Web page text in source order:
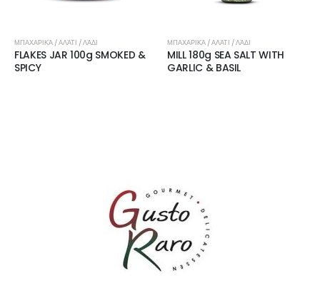
ΜΠΑΧΑΡΙΚΆ / ΑΛΆΤΙ / ΛΆΔΙ
FLAKES JAR 100g SMOKED &
SPICY
ΜΠΑΧΑΡΙΚΆ / ΑΛΆΤΙ / ΛΆΔΙ
MILL 180g SEA SALT WITH
GARLIC & BASIL